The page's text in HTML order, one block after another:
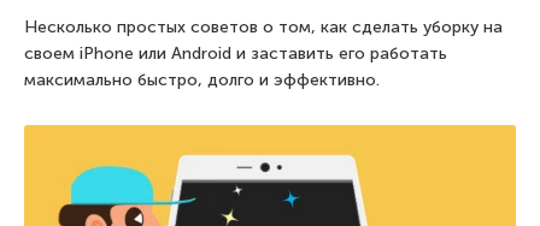
Несколько простых советов о том, как сделать уборку на
своем iPhone или Android и заставить его работать
максимально быстро, долго и эффективно.